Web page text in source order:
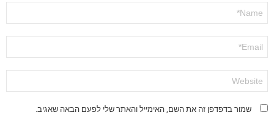
שמור בדפדפן זה את השם, האימייל והאתר שלי לפעם הבאה שאגיב.